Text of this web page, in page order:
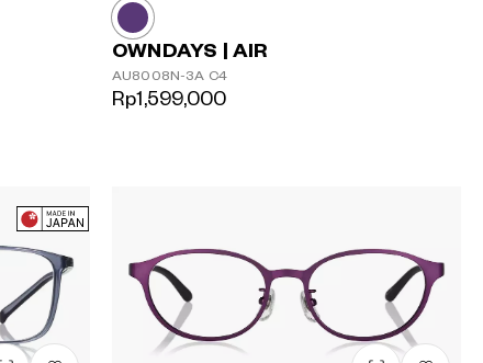
OWNDAYS | AIR
AU8008N-3A C4
Rp1,599,000